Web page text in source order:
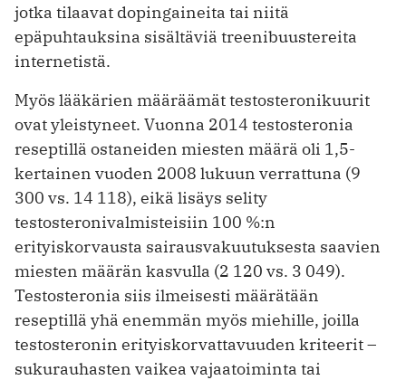
jotka tilaavat dopingaineita tai niitä
epäpuhtauksina sisältäviä treenibuustereita
internetistä.
Myös lääkärien määräämät testosteronikuurit
ovat yleistyneet. Vuonna 2014 testosteronia
reseptillä ostaneiden miesten määrä oli 1,5-
kertainen vuoden 2008 lukuun verrattuna (9
300 vs. 14 118), eikä lisäys selity
testosteronivalmisteisiin 100 %:n
erityiskorvausta sairausvakuutuksesta saavien
miesten määrän kasvulla (2 120 vs. 3 049).
Testosteronia siis ilmeisesti määrätään
reseptillä yhä enemmän myös miehille, joilla
testosteronin erityiskorvattavuuden kriteerit –
sukurauhasten vaikea vajaatoiminta tai